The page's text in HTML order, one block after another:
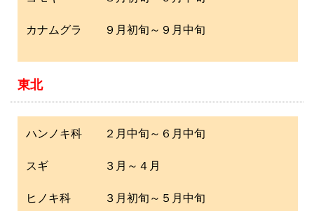
カナムグラ ９月初旬～９月中旬
東北
ハンノキ科 ２月中旬～６月中旬
スギ ３月～４月
ヒノキ科 ３月初旬～５月中旬